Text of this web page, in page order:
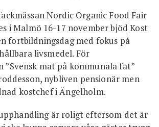
Nordic Organic Food Fair
i Malmö 16-17 november bjöd Kost
fortbildningsdag med fokus på
livsmedel. För
”Svensk mat på kommunala fat”
nybliven pensionär men
kostchef i Ängelholm.
är roligt eftersom det är